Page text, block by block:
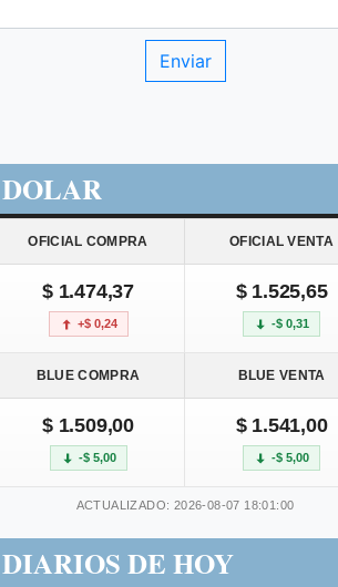
DOLAR
OFICIAL COMPRA OFICIAL VENTA
$ 1.474,37
+$ 0,24
$ 1.525,65
-$ 0,31
BLUE COMPRA BLUE VENTA
$ 1.509,00
-$ 5,00
$ 1.541,00
-$ 5,00
ACTUALIZADO: 2026-08-07 18:01:00
DIARIOS DE HOY